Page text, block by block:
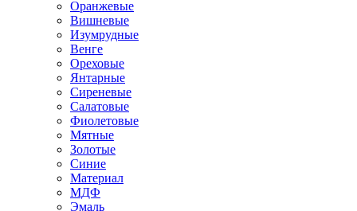
Оранжевые
Вишневые
Изумрудные
Венге
Ореховые
Янтарные
Сиреневые
Салатовые
Фиолетовые
Мятные
Золотые
Синие
Материал
МДФ
Эмаль